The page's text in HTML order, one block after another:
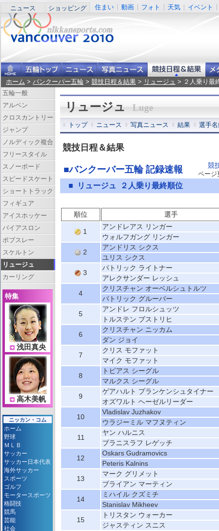
ニュース ショッピング 住まい 動画 フォト 天気 イベント
ホーム > バンクーバー五輪 > 競技日程＆結果 > リュージュ > ２人乗り最
リュージュ Luge
トップ ニュース 写真ニュース 結果 選手
競技日程＆結果
■バンクーバー五輪 記録速報 競
ペー
■ リュージュ ２人乗り最終順位
順位 選手
1
アンドレアス リンガー
ウォルフガング リンガー
2
アンドリス シクス
ユリス シクス
3
パトリック ライトナー
アレクサンダー レッシュ
4
クリスチャン オーベルシュトルツ
パトリック グルーバー
5
アンドレ フロルシュッツ
トルステン ブストリヒ
6
クリスチャン ニッカム
ダン ジョイ
7
クリス モファット
マイク モファット
8
トビアス シーグル
マルクス シーグル
9
ゲアハルト プランケンシュタイナー
オズワルト ヘーゼルリーダー
10
Vladislav Juzhakov
ウラジーミル マフヌティン
11
ヤン ハルニス
ブラニスラフ レゲッチ
12
Oskars Gudramovics
Peteris Kalnins
13
マーク グリメット
ブライアン マーティン
14
ミハイル クズミチ
Stanislav Mikheev
15
トリスタン ウォーカー
ジャスティン スニス
五輪一般
アルペン
クロスカントリー
ジャンプ
ノルディック複合
フリースタイル
スノーボード
スピードスケート
ショートトラック
フィギュア
アイスホッケー
バイアスロン
ボブスレー
スケルトン
リュージュ
カーリング
特集
浅田真央
高木美帆
ニッカン・コム
ホーム
野球
ＭＬＢ
サッカー
サッカー日本代表
海外サッカー
スポーツ
ゴルフ
モータースポーツ
格闘技
競馬
芸能
社会